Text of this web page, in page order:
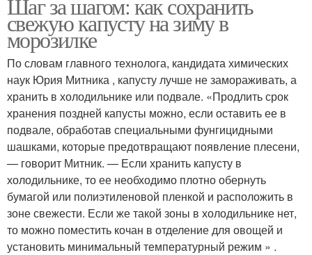
свежую капусту на зиму в
морозилке
По словам главного технолога, кандидата химических
наук Юрия Митника , капусту лучше не замораживать, а
хранить в холодильнике или подвале. «Продлить срок
хранения поздней капусты можно, если оставить ее в
подвале, обработав специальными фунгицидными
шашками, которые предотвращают появление плесени,
— говорит Митник. — Если хранить капусту в
холодильнике, то ее необходимо плотно обернуть
бумагой или полиэтиленовой пленкой и расположить в
зоне свежести. Если же такой зоны в холодильнике нет,
то можно поместить кочан в отделение для овощей и
установить минимальный температурный режим » .